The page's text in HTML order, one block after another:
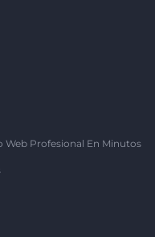
Web Profesional En Minutos